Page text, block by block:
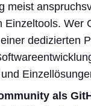
meist
Einzeltools. Wer
dedizierten
als